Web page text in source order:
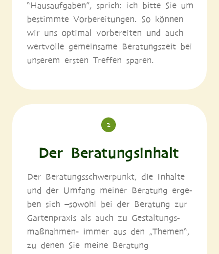
“Haus­auf­ga­ben”, sprich: ich bit­te Sie um
bestimm­te Vor­be­rei­tun­gen. So kön­nen
wir uns opti­mal vor­be­rei­ten und auch
wert­vol­le gemein­sa­me Bera­tungs­zeit bei
unse­rem ers­ten Tref­fen sparen.
2
Der Beratungsinhalt
Der Bera­tungs­schwer­punkt, die Inhal­te
und der Umfang mei­ner Bera­tung erge­
ben sich –sowohl bei der Bera­tung zur
Gar­ten­pra­xis als auch zu Gestal­tungs­
maß­nah­men- immer aus den „The­men“,
zu denen Sie mei­ne Bera­tung